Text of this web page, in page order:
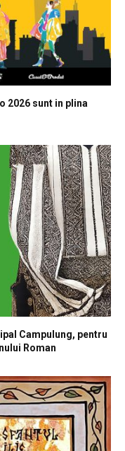
2026 sunt in plina
Campulung, pentru
Roman